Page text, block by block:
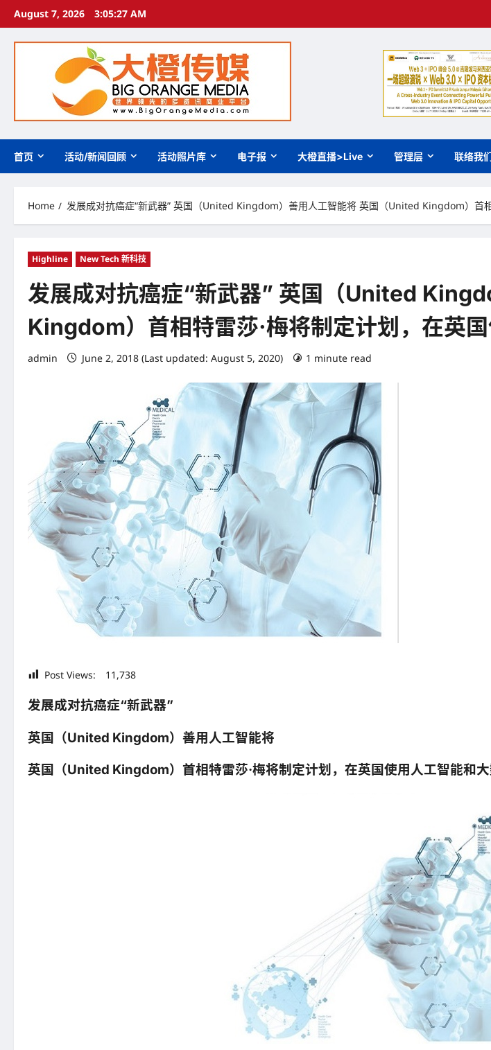
Skip
content
August 7, 2026 3:05:28 AM
首页 活动/新闻回顾 活动照片库 电子报 大橙直播>Live 管理层 联络我
Home 发展成对抗癌症“新武器” 英国（United Kingdom）善用人工智能将 英国（United Kingdom）首
Highline New Tech 新科技
发展成对抗癌症“新武器” 英国（United
Kingdom）首相特雷莎·梅将制定计划，在英
admin June 2, 2018 (Last updated: August 5, 2020) 1 minute read
Post Views: 11,738
发展成对抗癌症“新武器”
英国（United Kingdom）善用人工智能将
英国（United Kingdom）首相特雷莎·梅将制定计划，在英国使用人工智能和大